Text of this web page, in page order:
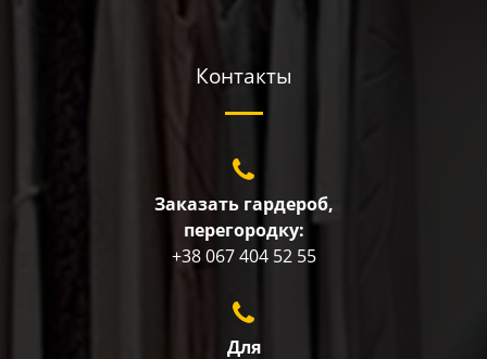
Контакты
Заказать гардероб,
перегородку:
+38 067 404 52 55
Для